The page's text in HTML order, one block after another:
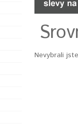
Nevybrali